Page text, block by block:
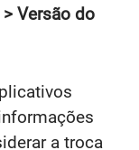
Versão do
a troca